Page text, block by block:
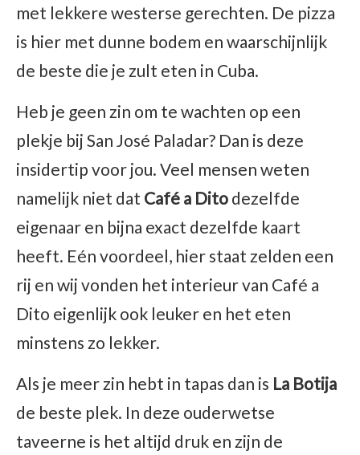
met lekkere westerse gerechten. De pizza
is hier met dunne bodem en waarschijnlijk
de beste die je zult eten in Cuba.
Heb je geen zin om te wachten op een
plekje bij San José Paladar? Dan is deze
insidertip voor jou. Veel mensen weten
namelijk niet dat Café a Dito dezelfde
eigenaar en bijna exact dezelfde kaart
heeft. Eén voordeel, hier staat zelden een
rij en wij vonden het interieur van Café a
Dito eigenlijk ook leuker en het eten
minstens zo lekker.
Als je meer zin hebt in tapas dan is La Botija
de beste plek. In deze ouderwetse
taveerne is het altijd druk en zijn de